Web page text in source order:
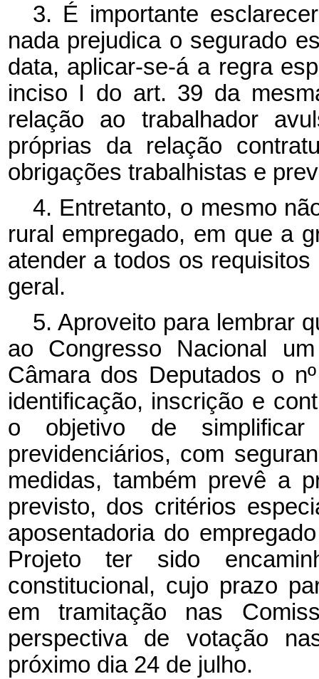
3. É importante
nada prejudica o segurado
data, aplicar-se-á a regra
inciso I do art. 39 da
relação ao trabalhador
próprias da relação
obrigações trabalhistas e
4. Entretanto, o mesmo
rural empregado, em que a
atender a todos os
geral.
5. Aproveito para lembrar
ao Congresso Nacional
Câmara dos Deputados o
identificação, inscrição e
o objetivo de
previdenciários, com
medidas, também prevê a
previsto, dos critérios
aposentadoria do
Projeto ter sido
constitucional, cujo prazo
em tramitação nas
perspectiva de votação
próximo dia 24 de julho.